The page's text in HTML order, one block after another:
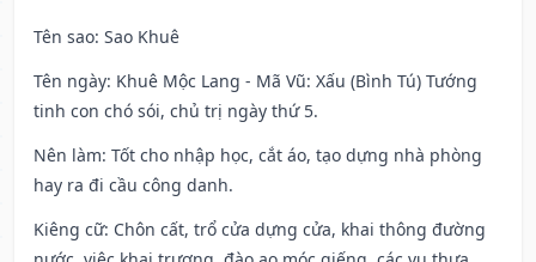
Tên sao: Sao Khuê
Tên ngày: Khuê Mộc Lang - Mã Vũ: Xấu (Bình Tú) Tướng
tinh con chó sói, chủ trị ngày thứ 5.
Nên làm: Tốt cho nhập học, cắt áo, tạo dựng nhà phòng
hay ra đi cầu công danh.
Kiêng cữ: Chôn cất, trổ cửa dựng cửa, khai thông đường